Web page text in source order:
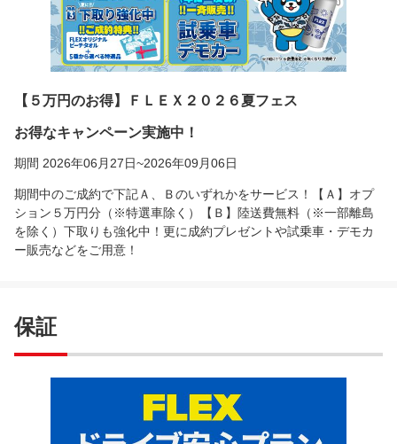
【５万円のお得】ＦＬＥＸ２０２６夏フェス
お得なキャンペーン実施中！
期間 2026年06月27日~2026年09月06日
期間中のご成約で下記Ａ、Ｂのいずれかをサービス！【Ａ】オプ
ション５万円分（※特選車除く）【Ｂ】陸送費無料（※一部離島
を除く）下取りも強化中！更に成約プレゼントや試乗車・デモカ
ー販売などをご用意！
保証